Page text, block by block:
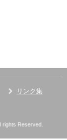
リンク集
rights Reserved.